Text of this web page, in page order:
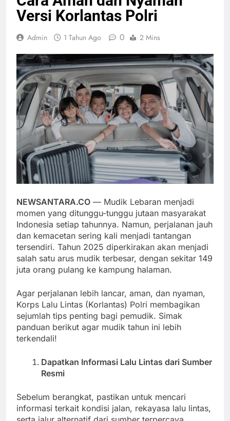
Versi Korlantas Polri
Admin 1 Tahun Ago 0 2 Mins
NEWSANTARA.CO — Mudik Lebaran menjadi
momen yang ditunggu-tunggu jutaan masyarakat
Indonesia setiap tahunnya. Namun, perjalanan jauh
dan kemacetan sering kali menjadi tantangan
tersendiri. Tahun 2025 diperkirakan akan menjadi
salah satu arus mudik terbesar, dengan sekitar 149
juta orang pulang ke kampung halaman.
Agar perjalanan lebih lancar, aman, dan nyaman,
Korps Lalu Lintas (Korlantas) Polri membagikan
sejumlah tips penting bagi pemudik. Simak
panduan berikut agar mudik tahun ini lebih
terkendali!
Dapatkan Informasi Lalu Lintas dari Sumber
Resmi
Sebelum berangkat, pastikan untuk mencari
informasi terkait kondisi jalan, rekayasa lalu lintas,